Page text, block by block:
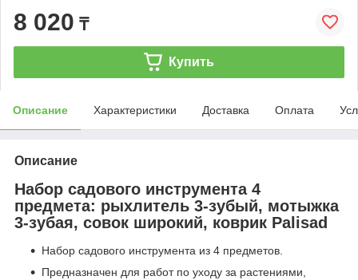
8 020 ₸
Купить
Описание Характеристики Доставка Оплата
Описание
Набор садового инструмента 4
предмета: рыхлитель 3-зубый, мотыжка
3-зубая, совок широкий, коврик Palisad
Набор садового инструмента из 4 предметов.
Предназначен для работ по уходу за растениями,